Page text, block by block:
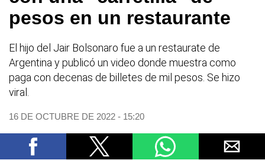
pesos en un restaurante
El hijo del Jair Bolsonaro fue a un restaurate de
Argentina y publicó un video donde muestra como
paga con decenas de billetes de mil pesos. Se hizo
viral.
16 DE OCTUBRE DE 2022 - 15:20